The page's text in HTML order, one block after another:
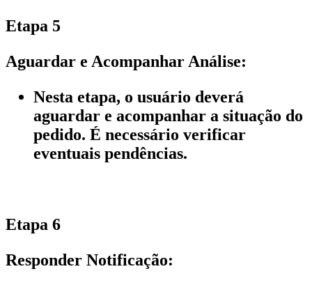
Etapa 5
Aguardar e Acompanhar Análise:
Nesta etapa, o usuário deverá
aguardar e acompanhar a situação do
pedido. É necessário verificar
eventuais pendências.
Etapa 6
Responder Notificação: